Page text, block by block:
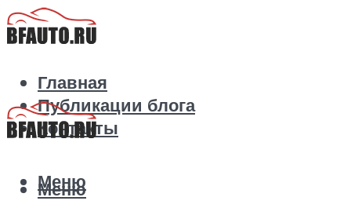
Главная
Публикации блога
Контакты
Меню
Меню